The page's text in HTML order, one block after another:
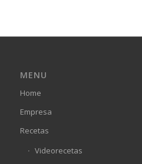
MENU
Home
Empresa
Recetas
Videorecetas